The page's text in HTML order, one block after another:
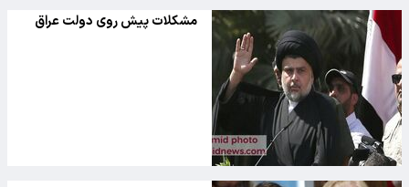
مشکلات پیش روی دولت عراق